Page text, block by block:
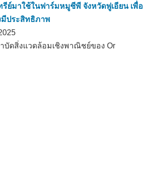
ย์มาใช้ในฟาร์มหมูซีพี จังหวัดฟูเอียน เพื่อ
ประสิทธิภาพ
บัดสิ่งแวดล้อมเชิงพาณิชย์ของ Or